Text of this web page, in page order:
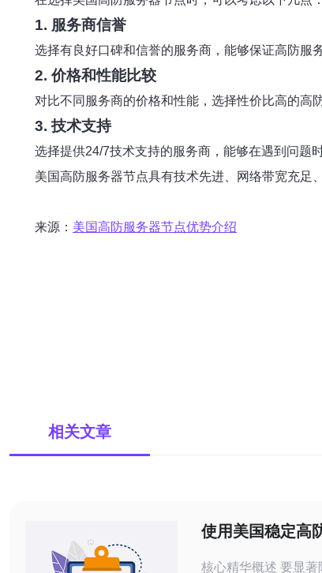
1. 服务商信誉
选择有良好口碑和信誉的服务商，能够保证高防服
2. 价格和性能比较
对比不同服务商的价格和性能，选择性价比高的高
3. 技术支持
选择提供24/7技术支持的服务商，能够在遇到问题
美国高防服务器节点具有技术先进、网络带宽充足
来源： 美国高防服务器节点优势介绍
相关文章
使用美国稳定高
核心精华概述 要显著降低网页响应延